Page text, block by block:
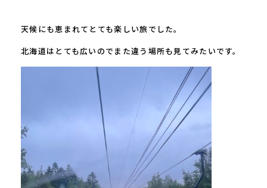
天候にも恵まれてとても楽しい旅でした。
北海道はとても広いのでまた違う場所も見てみたいです。